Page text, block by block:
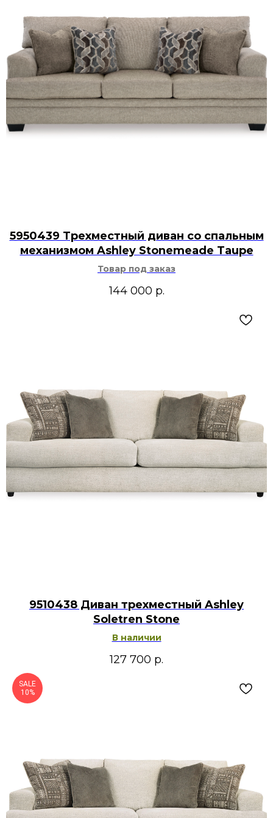
5950439 Трехместный диван со спальным
механизмом Ashley Stonemeade Taupe
Товар под заказ
144 000 р.
9510438 Диван трехместный Ashley
Soletren Stone
В наличии
127 700 р.
SALE
10%